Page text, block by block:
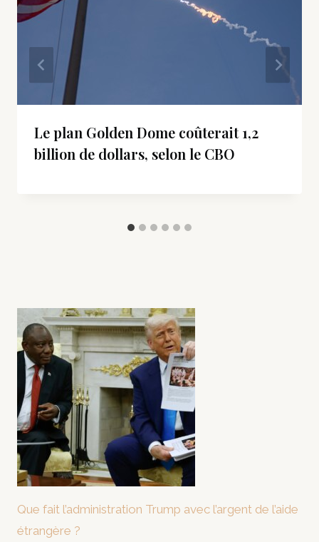
Le plan Golden Dome coûterait 1,2
billion de dollars, selon le CBO
Que fait l’administration Trump avec l’argent de l’aide
étrangère ?